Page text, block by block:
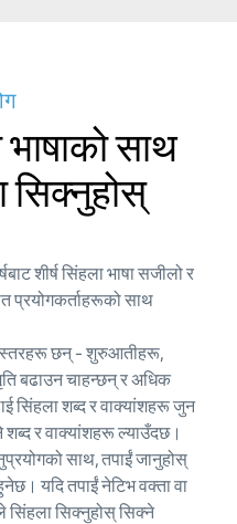
साथ
सिक्नुहोस्
शीर्ष सिंहला भाषा सजीलो र
प्रयोगकर्ताहरूको साथ
स्तरहरू छन् - शुरुआतीहरू,
बढाउन चाहन्छन् र अधिक
सिंहला शब्द र वाक्यांशहरू जुन
र वाक्यांशहरू ल्याउँदछ।
साथ, तपाईं जानुहोस्
यदि तपाईं नेटिभ वक्ता वा
सिंहला सिक्नुहोस् सिक्ने